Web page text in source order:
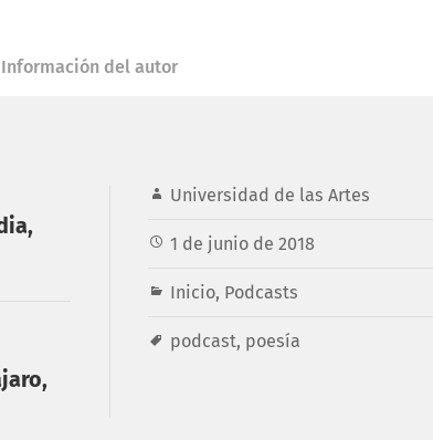
Información del autor
Universidad de las Artes
1 de junio de 2018
Inicio, Podcasts
podcast, poesía